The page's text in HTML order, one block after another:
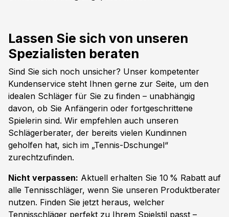
Lassen Sie sich von unseren
Spezialisten beraten
Sind Sie sich noch unsicher? Unser kompetenter
Kundenservice steht Ihnen gerne zur Seite, um den
idealen Schläger für Sie zu finden – unabhängig
davon, ob Sie Anfängerin oder fortgeschrittene
Spielerin sind. Wir empfehlen auch unseren
Schlägerberater, der bereits vielen Kundinnen
geholfen hat, sich im „Tennis-Dschungel“
zurechtzufinden.
Nicht verpassen: Aktuell erhalten Sie 10 % Rabatt auf
alle Tennisschläger, wenn Sie unseren Produktberater
nutzen. Finden Sie jetzt heraus, welcher
Tennisschläger perfekt zu Ihrem Spielstil passt –